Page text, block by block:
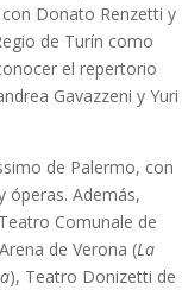
Donato Renzetti y
de Turín como
el repertorio
Gavazzeni y Yuri
de Palermo, con
óperas. Además,
Comunale de
de Verona (La
), Teatro Donizetti de